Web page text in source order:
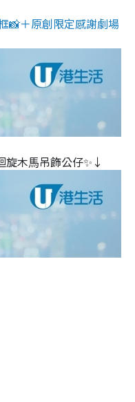
📸＋原創限定感謝劇場
木⾺吊飾公仔✨↓